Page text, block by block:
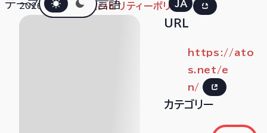
テーマ 言語 JA EN
2026.04.03 アクセシビリティーポリシー
URL
https://ato
s.net/e
n/
カテゴリー